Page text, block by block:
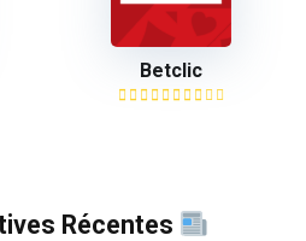
Betclic
Récentes